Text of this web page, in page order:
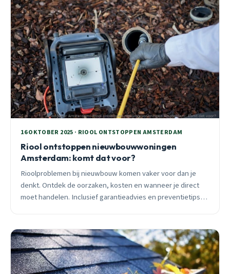
16 OKTOBER 2025 · RIOOL ONTSTOPPEN AMSTERDAM
Riool ontstoppen nieuwbouwwoningen
Amsterdam: komt dat voor?
Rioolproblemen bij nieuwbouw komen vaker voor dan je
denkt. Ontdek de oorzaken, kosten en wanneer je direct
moet handelen. Inclusief garantieadvies en preventietips